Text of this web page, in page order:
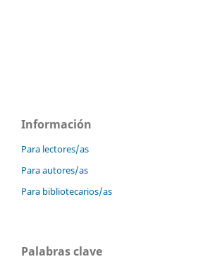
Información
Para lectores/as
Para autores/as
Para bibliotecarios/as
Palabras clave